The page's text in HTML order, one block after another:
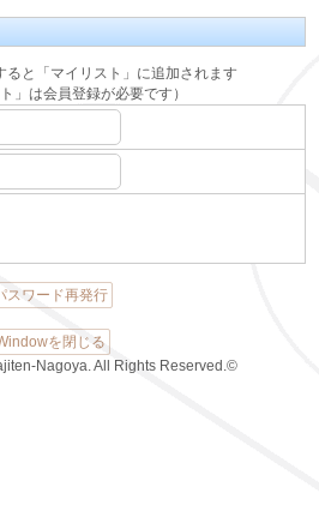
ると「マイリスト」に追加されます
」は会員登録が必要です）
スワード再発行
を閉じる
Nagoya. All Rights Reserved.©